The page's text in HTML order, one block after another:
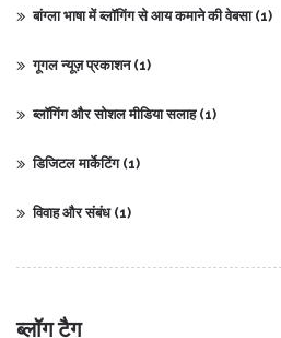
बांग्ला भाषा में ब्लॉगिंग से आय कमाने की वेबसा (1)
गूगल न्यूज़ प्रकाशन (1)
ब्लॉगिंग और सोशल मीडिया सलाह (1)
डिजिटल मार्केटिंग (1)
विवाह और संबंध (1)
ब्लॉग टैग